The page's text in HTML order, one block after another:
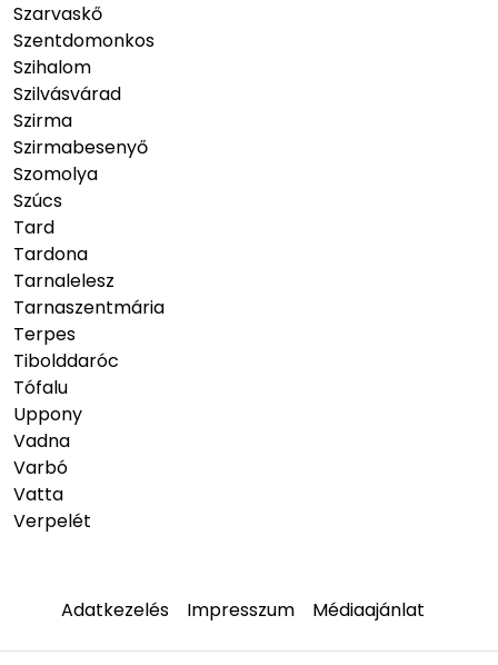
Szarvaskő
Szentdomonkos
Szihalom
Szilvásvárad
Szirma
Szirmabesenyő
Szomolya
Szúcs
Tard
Tardona
Tarnalelesz
Tarnaszentmária
Terpes
Tibolddaróc
Tófalu
Uppony
Vadna
Varbó
Vatta
Verpelét
Adatkezelés Impresszum Médiaajánlat